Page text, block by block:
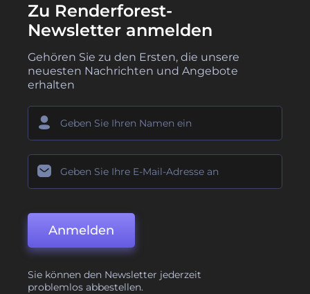
Zu Renderforest-
Newsletter anmelden
Gehören Sie zu den Ersten, die unsere
neuesten Nachrichten und Angebote
erhalten
Anmelden
Sie können den Newsletter jederzeit
problemlos abbestellen.